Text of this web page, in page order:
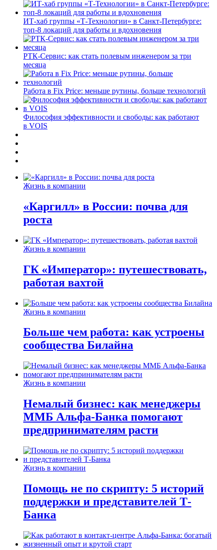
ИТ-хаб группы «Т-Технологии» в Санкт-Петербурге:
топ-8 локаций для работы и вдохновения
РТК-Сервис: как стать полевым инженером за три
месяца
Работа в Fix Price: меньше рутины, больше технологий
Философия эффективности и свободы: как работают
в VOIS
Жизнь в компании
«Каргилл» в России: почва для
роста
Жизнь в компании
ГК «Император»: путешествовать,
работая вахтой
Жизнь в компании
Больше чем работа: как устроены
сообщества Билайна
Жизнь в компании
Немалый бизнес: как менеджеры
ММБ Альфа-Банка помогают
предпринимателям расти
Жизнь в компании
Помощь не по скрипту: 5 историй
поддержки и представителей Т-
Банка